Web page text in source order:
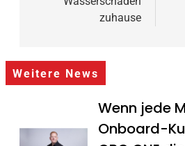
zuhause
Weitere News
Wenn jede
Onboard-